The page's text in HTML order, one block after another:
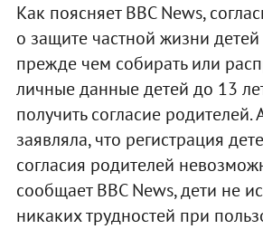
Как поясняет BBC News,
о защите частной жизни детей
прежде чем собирать или
личные данные детей до 13
получить согласие родителей.
заявляла, что регистрация
согласия родителей
сообщает BBC News, дети не
никаких трудностей при